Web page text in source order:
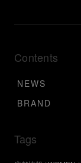
Contents
NEWS
BRAND
Tags